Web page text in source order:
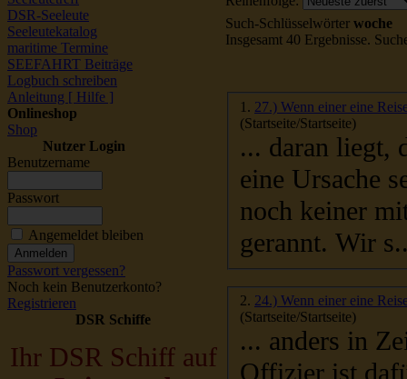
DSR-Seeleute
Seeleutekatalog
maritime Termine
SEEFAHRT Beiträge
Logbuch schreiben
Anleitung [ Hilfe ]
Onlineshop
Shop
Nutzer Login
Benutzername
Passwort
Angemeldet bleiben
Passwort vergessen?
Noch kein Benutzerkonto?
Registrieren
DSR Schiffe
Ihr DSR Schiff auf
Such-Schlüsselwörter woche
Insgesamt 40 Ergebnisse.
1. 27.) Wenn einer eine
(Startseite/Startseite)
... daran liegt,
eine
noch keiner mit einen riesigen
gerannt. Wir
2. 24.) Wenn einer eine
(Startseite/Startseite)
... anders in Zeitalter der Computer. Der 2. nautischem